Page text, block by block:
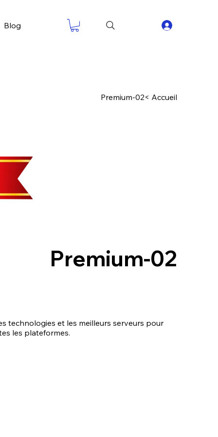
Blog
Accueil
>
Premium-02
Premium-02
technologies et les meilleurs serveurs pour
les plateformes.